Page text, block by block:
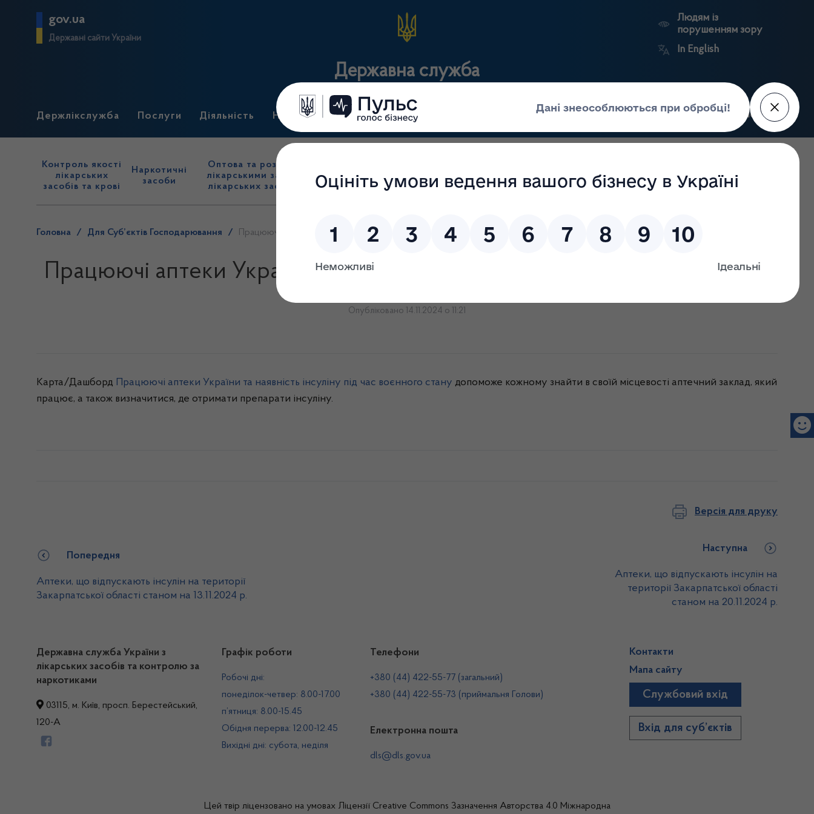
gov.ua
Державні сайти України
Державна служба
Людям із
порушенням зору
In English
Держлікслужба Послуги Діяльність Нормативні документи Для громадськості Прес-центр Пошук
Контроль якості
лікарських
засобів та крові
Наркотичні
засоби
Оптова та роздрібна торгівля
лікарськими засобами, імпорт
лікарських засобів (крім АФІ)
нагляд
(контроль)
засобів, крові та
сертифікація
нагляд
реєстри
портал
Держлікслужби
Головна / Для Суб’єктів Господарювання / Працюючі аптеки України та наявність інсуліну під час воєнного стану
Працюючі аптеки України та наявність інсуліну під час воєнного стану
Опубліковано 14.11.2024 о 11:21
Карта/Дашборд Працюючі аптеки України та наявність інсуліну під час воєнного стану допоможе кожному знайти в своїй місцевості аптечний заклад, який
працює, а також визначитися, де отримати препарати інсуліну.
Версія для друку
Попередня
Аптеки, що відпускають інсулін на території
Закарпатської області станом на 13.11.2024 р.
Наступна
Аптеки, що відпускають інсулін на
території Закарпатської області
станом на 20.11.2024 р.
Державна служба України з
лікарських засобів та контролю за
наркотиками
03115, м. Київ, просп. Берестейський,
120-А
Графік роботи
Робочі дні:
понеділок-четвер: 8.00-17.00
п’ятниця: 8.00-15.45
Обідня перерва: 12.00-12.45
Вихідні дні: субота, неділя
Телефони
+380 (44) 422-55-77 (загальний)
+380 (44) 422-55-73 (приймальня Голови)
Електронна пошта
dls@dls.gov.ua
Контакти
Мапа сайту
Службовий вхід
Вхід для суб’єктів
Цей твір ліцензовано на умовах Ліцензії Creative Commons Зазначення Авторства 4.0 Міжнародна